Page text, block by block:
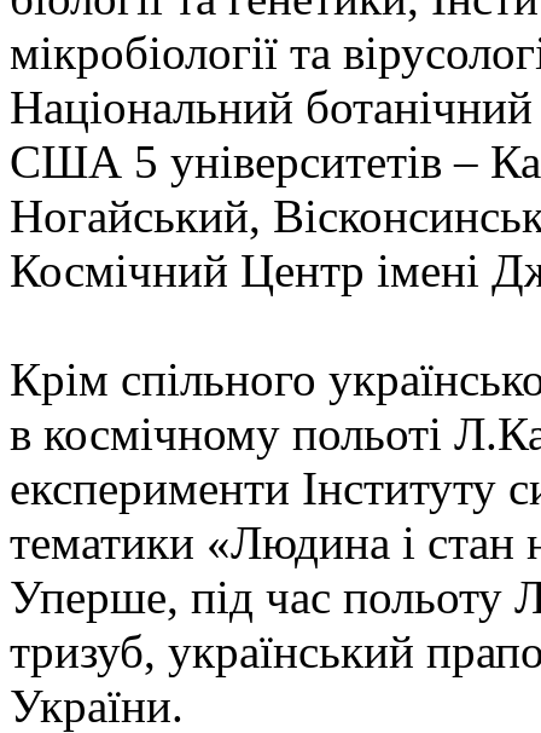
мікробіології та
Національний
США 5 університетів –
Ногайський,
Космічний Центр імені
Крім спільного
в космічному польоті
експерименти Інституту
тематики «Людина і стан
Уперше, під час польоту
тризуб, український
України.